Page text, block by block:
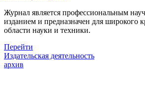
Журнал является профессиональным
изданием и предназначен для широкого
области науки и техники.
Перейти
Издательская деятельность
архив